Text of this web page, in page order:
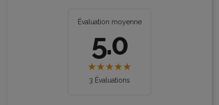
Évaluation moyenne
5.0
3 Évaluations